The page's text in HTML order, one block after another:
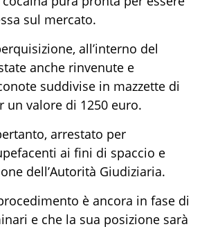
sul mercato.
all’interno del
anche rinvenute e
suddivise in mazzette di
un valore di 1250 euro.
arrestato per
ai fini di spaccio e
dell’Autorità Giudiziaria.
è ancora in fase di
e che la sua posizione sarà